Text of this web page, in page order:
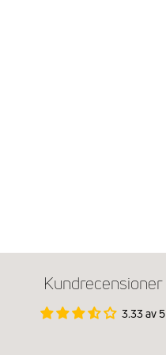
Kundrecensioner
3.33 av 5